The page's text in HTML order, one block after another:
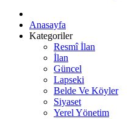
Anasayfa
Kategoriler
Resmî İlan
İlan
Güncel
Lapseki
Belde Ve Köyler
Siyaset
Yerel Yönetim